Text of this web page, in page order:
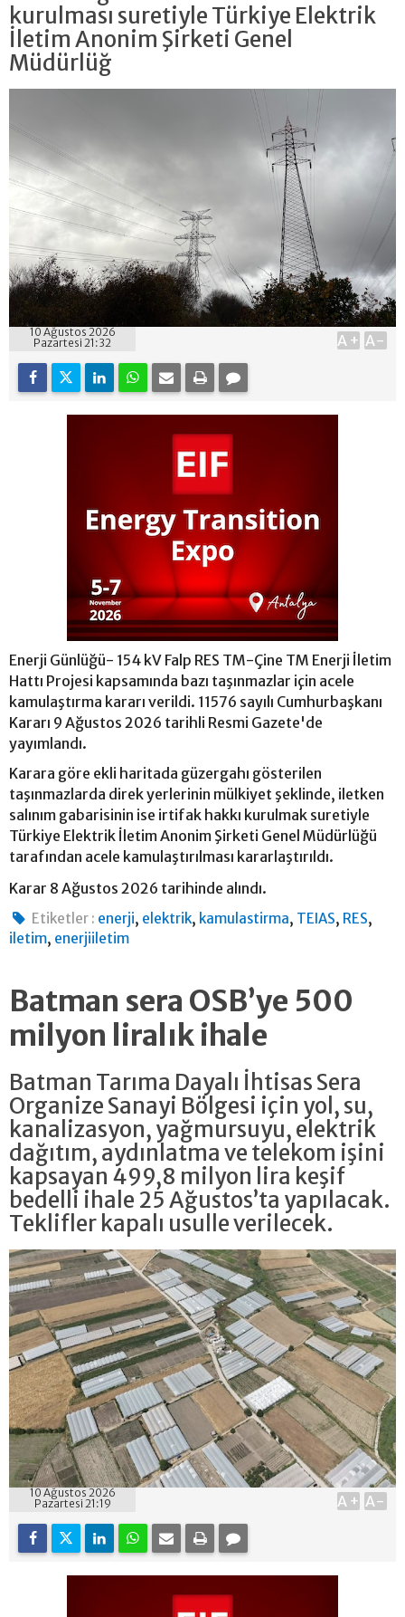
kurulması suretiyle Türkiye Elektrik
İletim Anonim Şirketi Genel
Müdürlüğ
10 Ağustos 2026
Pazartesi 21:32
A+ A-
Enerji Günlüğü- 154 kV Falp RES TM-Çine TM Enerji İletim
Hattı Projesi kapsamında bazı taşınmazlar için acele
kamulaştırma kararı verildi. 11576 sayılı Cumhurbaşkanı
Kararı 9 Ağustos 2026 tarihli Resmi Gazete'de
yayımlandı.
Karara göre ekli haritada güzergahı gösterilen
taşınmazlarda direk yerlerinin mülkiyet şeklinde, iletken
salınım gabarisinin ise irtifak hakkı kurulmak suretiyle
Türkiye Elektrik İletim Anonim Şirketi Genel Müdürlüğü
tarafından acele kamulaştırılması kararlaştırıldı.
Karar 8 Ağustos 2026 tarihinde alındı.
Etiketler : enerji, elektrik, kamulastirma, TEIAS, RES,
iletim, enerjiiletim
Batman sera OSB’ye 500
milyon liralık ihale
Batman Tarıma Dayalı İhtisas Sera
Organize Sanayi Bölgesi için yol, su,
kanalizasyon, yağmursuyu, elektrik
dağıtım, aydınlatma ve telekom işini
kapsayan 499,8 milyon lira keşif
bedelli ihale 25 Ağustos’ta yapılacak.
Teklifler kapalı usulle verilecek.
10 Ağustos 2026
Pazartesi 21:19
A+ A-